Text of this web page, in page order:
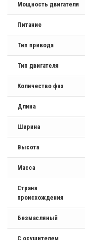
Мощность двигателя
Питание
Тип привода
Тип двигателя
Количество фаз
Длина
Ширина
Высота
Масса
Страна
происхождения
Безмасляный
С осушителем